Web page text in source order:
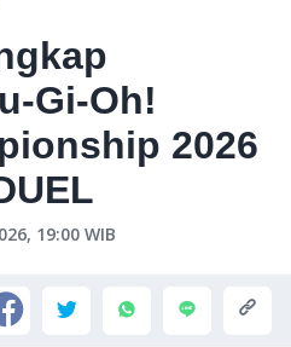
Gi-Oh!
2026
19:00 WIB